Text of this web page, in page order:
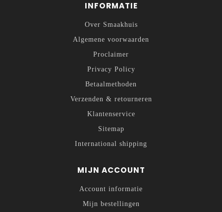
INFORMATIE
Over Smaakhuis
Algemene voorwaarden
Proclaimer
Privacy Policy
Betaalmethoden
Verzenden & retourneren
Klantenservice
Sitemap
International shipping
MIJN ACCOUNT
Account informatie
Mijn bestellingen